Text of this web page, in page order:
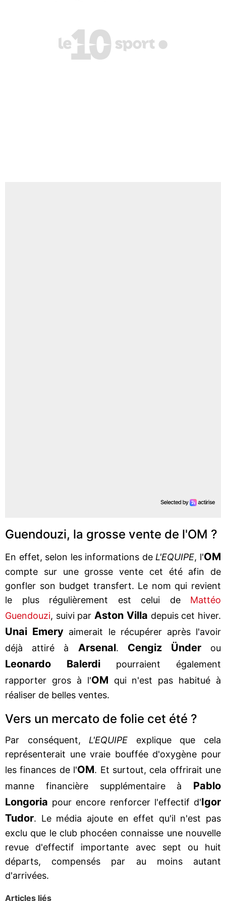
Guendouzi, la grosse vente de l'OM ?
En effet, selon les informations de L'EQUIPE, l'OM
compte sur une grosse vente cet été afin de
gonfler son budget transfert. Le nom qui revient
le plus régulièrement est celui de Mattéo
Guendouzi, suivi par Aston Villa depuis cet hiver.
Unai Emery aimerait le récupérer après l'avoir
déjà attiré à Arsenal. Cengiz Ünderou
Leonardo Balerdi pourraient également
rapporter gros à l'OM qui n'est pas habitué à
réaliser de belles ventes.
Vers un mercato de folie cet été ?
Par conséquent, L'EQUIPE explique que cela
représenterait une vraie bouffée d'oxygène pour
les finances de l'OM. Et surtout, cela offrirait une
manne financière supplémentaire à Pablo
Longoria pour encore renforcer l'effectif d'Igor
Tudor. Le média ajoute en effet qu'il n'est pas
exclu que le club phocéen connaisse une nouvelle
revue d'effectif importante avec sept ou huit
départs, compensés par au moins autant
d'arrivées.
Articles liés